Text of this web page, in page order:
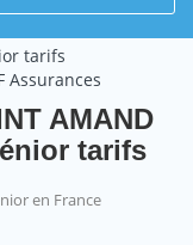
tarifs
Assurances
AMAND
tarifs
en France